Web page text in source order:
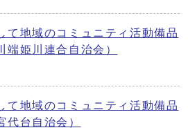
て地域のコミュニティ活動備品
端姫川連合自治会）
て地域のコミュニティ活動備品
代台自治会）